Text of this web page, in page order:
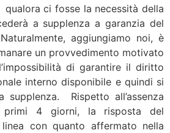
qualora ci fosse la necessità della
a supplenza a garanzia del
aggiungiamo noi, è
un provvedimento motivato
di garantire il diritto
interno disponibile e quindi si
Rispetto all’assenza
primi 4 giorni, la risposta del
con quanto affermato nella